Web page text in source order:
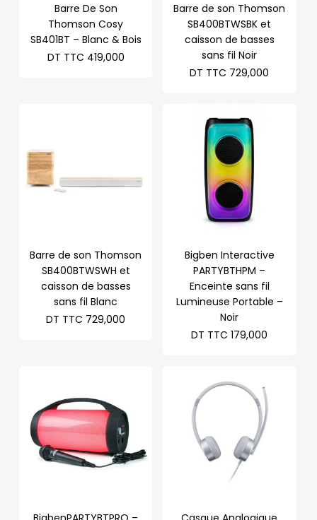
Barre De Son
Thomson Cosy
SB401BT – Blanc & Bois
DT TTC 419,000
Barre de son Thomson
SB400BTWSBK et
caisson de basses
sans fil Noir
DT TTC 729,000
Barre de son Thomson
SB400BTWSWH et
caisson de basses
sans fil Blanc
DT TTC 729,000
Bigben Interactive
PARTYBTHPM –
Enceinte sans fil
Lumineuse Portable –
Noir
DT TTC 179,000